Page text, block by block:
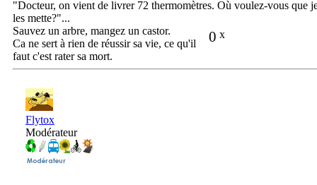
"Docteur, on vient de livrer 72 thermomètres. Où voulez-vous que
les mette?"...
0 x
Sauvez un arbre, mangez un castor.
Ca ne sert à rien de réussir sa vie, ce qu'il
faut c'est rater sa mort.
Flytox
Modérateur